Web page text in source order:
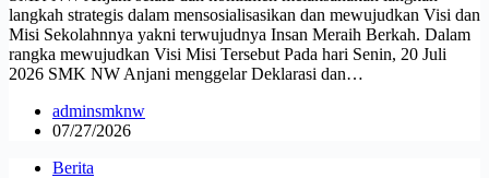
langkah strategis dalam mensosialisasikan dan mewujudkan Visi dan
Misi Sekolahnnya yakni terwujudnya Insan Meraih Berkah. Dalam
rangka mewujudkan Visi Misi Tersebut Pada hari Senin, 20 Juli
2026 SMK NW Anjani menggelar Deklarasi dan…
adminsmknw
07/27/2026
Berita